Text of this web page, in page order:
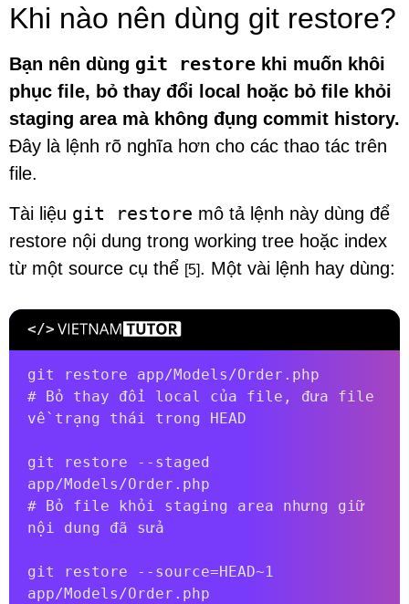
Khi nào nên dùng git restore?
Bạn nên dùng git restore khi muốn khôi
phục file, bỏ thay đổi local hoặc bỏ file khỏi
staging area mà không đụng commit history.
Đây là lệnh rõ nghĩa hơn cho các thao tác trên
file.
Tài liệu git restore mô tả lệnh này dùng để
restore nội dung trong working tree hoặc index
từ một source cụ thể [5]. Một vài lệnh hay dùng:
git restore app/Models/Order.php
# Bỏ thay đổi local của file, đưa file
về trạng thái trong HEAD
git restore --staged
app/Models/Order.php
# Bỏ file khỏi staging area nhưng giữ
nội dung đã sửa
git restore --source=HEAD~1
app/Models/Order.php